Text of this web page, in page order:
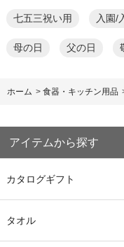
七五三祝い用 入園/
母の日 父の日
ホーム > 食器・キッチン用品
アイテムから探す
カタログギフト
タオル